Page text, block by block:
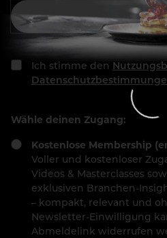
Ich stimme den
Wähle deinen Zugang:
Kostenlose Membership
Voller und kostenloser
Videos & Masterclasses
exklusiven Branchen-
– kompakt, relevant und
Newsletter-Einwilligung
Abmeldelink widerrufen